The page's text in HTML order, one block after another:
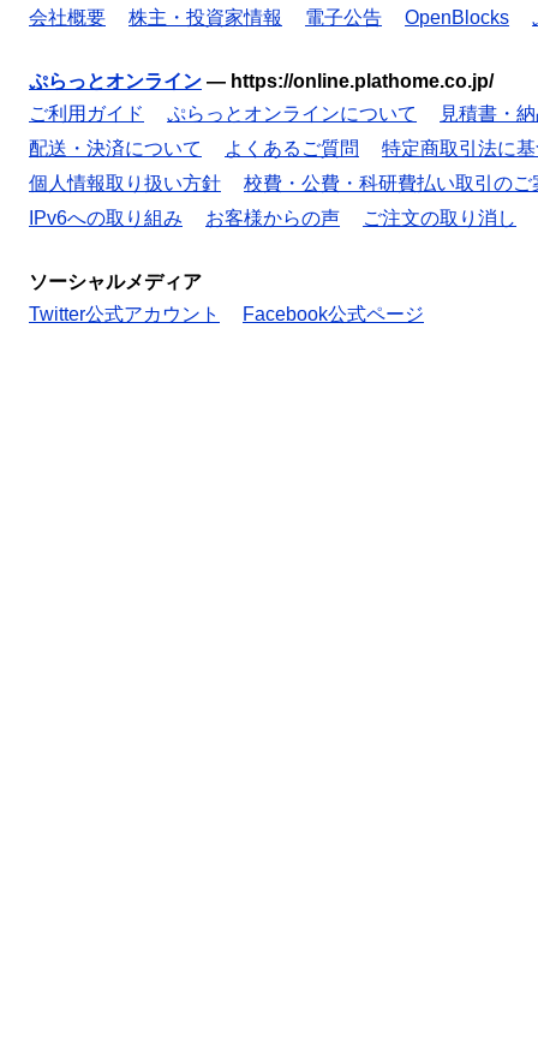
会社概要
株主・投資家情報 電子公告 OpenBlocks
ぷらっとオンライン — https://online.plathome.co.jp/
ご利用ガイド
ぷらっとオンラインについて
見積書・
配送・決済について
よくあるご質問
特定商取引法に
個人情報取り扱い方針
校費・公費・科研費払い取引のご
IPv6への取り組み
お客様からの声 ご注文の取り消し
ソーシャルメディア
Twitter公式アカウント
Facebook公式ページ